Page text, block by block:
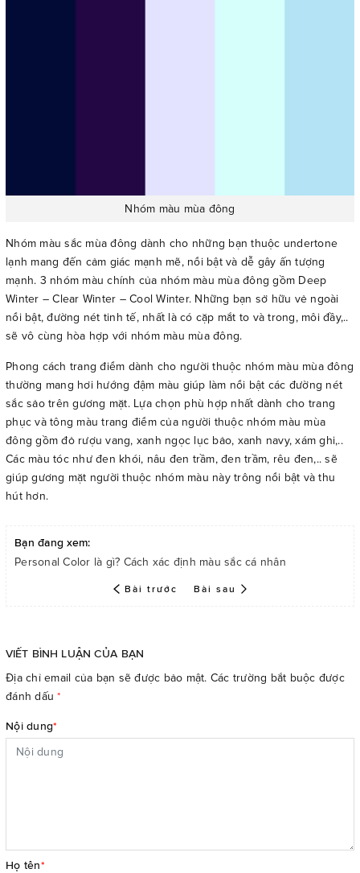
Nhóm màu mùa đông
Nhóm màu sắc mùa đông dành cho những bạn thuộc undertone
lạnh mang đến cảm giác mạnh mẽ, nổi bật và dễ gây ấn tượng
mạnh. 3 nhóm màu chính của nhóm màu mùa đông gồm Deep
Winter – Clear Winter – Cool Winter. Những bạn sở hữu vẻ ngoài
nổi bật, đường nét tinh tế, nhất là có cặp mắt to và trong, môi đầy,..
sẽ vô cùng hòa hợp với nhóm màu mùa đông.
Phong cách trang điểm dành cho người thuộc nhóm màu mùa đông
thường mang hơi hướng đậm màu giúp làm nổi bật các đường nét
sắc sảo trên gương mặt. Lựa chọn phù hợp nhất dành cho trang
phục và tông màu trang điểm của người thuộc nhóm màu mùa
đông gồm đỏ rượu vang, xanh ngọc lục bảo, xanh navy, xám ghi,..
Các màu tóc như đen khói, nâu đen trầm, đen trầm, rêu đen,.. sẽ
giúp gương mặt người thuộc nhóm màu này trông nổi bật và thu
hút hơn.
Bạn đang xem:
Personal Color là gì? Cách xác định màu sắc cá nhân
Bài trước Bài sau
VIẾT BÌNH LUẬN CỦA BẠN
Địa chỉ email của bạn sẽ được bảo mật. Các trường bắt buộc được
đánh dấu*
Nội dung*
Họ tên*